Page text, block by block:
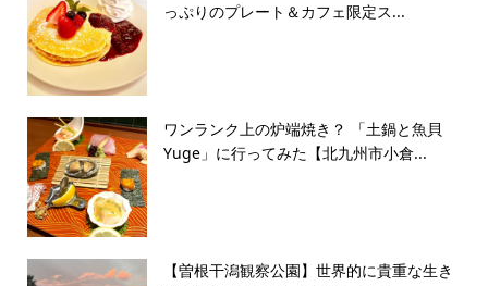
っぷりのプレート＆カフェ限定ス...
ワンランク上の炉端焼き？ 「土鍋と魚貝
Yuge」に行ってみた【北九州市小倉...
【曽根干潟観察公園】世界的に貴重な生き